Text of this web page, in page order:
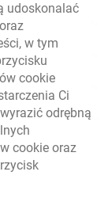
udoskonalać
w tym
cookie
Ci
odrębną
cookie oraz